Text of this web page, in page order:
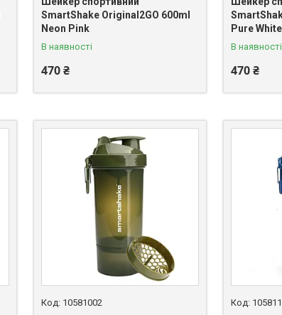
SmartShake Original2GO 600ml
Neon Pink
В наявності
470 ₴
Pure White
В наявності
470 ₴
10581002